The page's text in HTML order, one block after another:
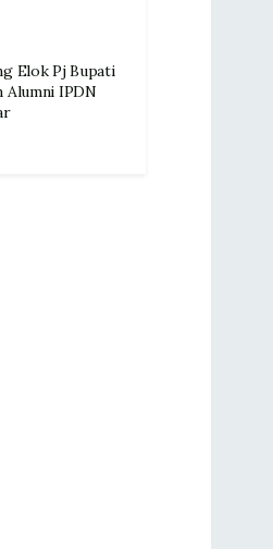
Elok Pj Bupati
Alumni IPDN